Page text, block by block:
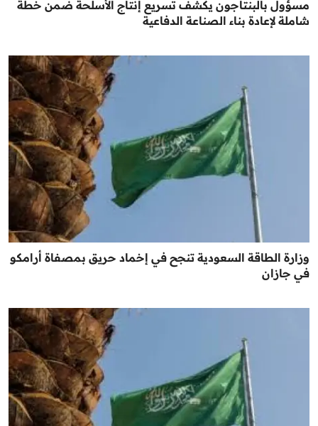
مسؤول بالبنتاجون يكشف تسريع إنتاج الأسلحة ضمن خطة
شاملة لإعادة بناء الصناعة الدفاعية
وزارة الطاقة السعودية تنجح في إخماد حريق بمصفاة أرامكو
في جازان